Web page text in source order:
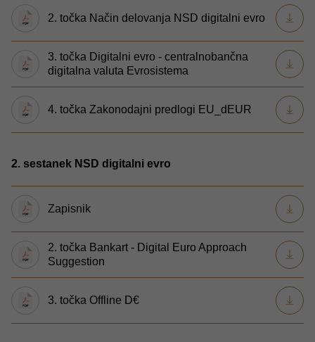
2. točka Način delovanja NSD digitalni evro
3. točka Digitalni evro - centralnobančna
digitalna valuta Evrosistema
4. točka Zakonodajni predlogi EU_dEUR
2. sestanek NSD digitalni evro
Zapisnik
2. točka Bankart - Digital Euro Approach
Suggestion
3. točka Offline D€